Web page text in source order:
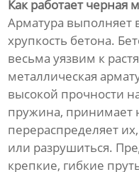
Как работает черная
Арматура выполняет
хрупкость бетона.
весьма уязвим к
металлическая
высокой прочности
пружина, принимает
перераспределяет
или разрушиться.
крепкие, гибкие